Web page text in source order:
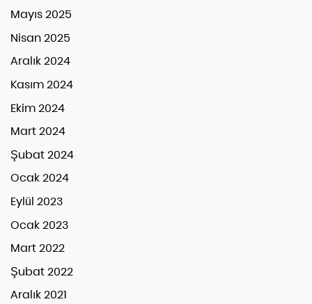
Mayıs 2025
Nisan 2025
Aralık 2024
Kasım 2024
Ekim 2024
Mart 2024
Şubat 2024
Ocak 2024
Eylül 2023
Ocak 2023
Mart 2022
Şubat 2022
Aralık 2021